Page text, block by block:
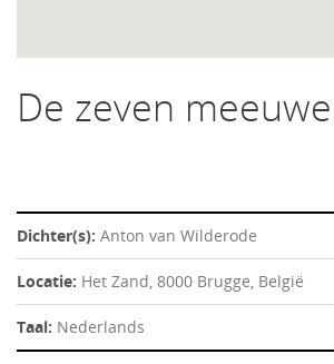
De zeven
Dichter(s): Anton van Wilderode
Locatie: Het Zand, 8000 Brugge, België
Taal: Nederlands